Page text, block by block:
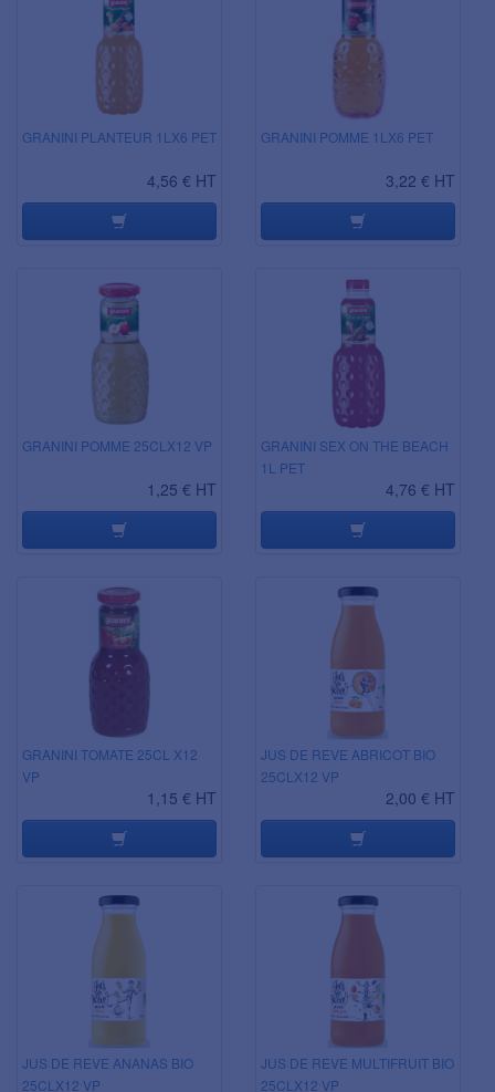
GRANINI PLANTEUR 1LX6 PET
4,56 € HT
GRANINI POMME 1LX6 PET
3,22 € HT
GRANINI POMME 25CLX12 VP
1,25 € HT
GRANINI SEX ON THE BEACH
1L PET
4,76 € HT
GRANINI TOMATE 25CL X12
VP
1,15 € HT
JUS DE REVE ABRICOT BIO
25CLX12 VP
2,00 € HT
JUS DE REVE ANANAS BIO
25CLX12 VP
JUS DE REVE MULTIFRUIT BIO
25CLX12 VP